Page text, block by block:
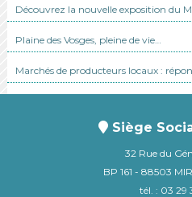
Découvrez la nouvelle exposition du
Plaine des Vosges, pleine de vie…
Marchés de producteurs locaux :
Siège
32 Rue du
BP 161 - 88503
tél. : 03 29